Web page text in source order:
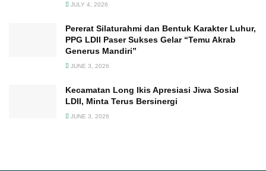
JULY 4, 2026
Pererat Silaturahmi dan Bentuk Karakter Luhur,
PPG LDII Paser Sukses Gelar “Temu Akrab
Generus Mandiri”
JUNE 3, 2026
Kecamatan Long Ikis Apresiasi Jiwa Sosial
LDII, Minta Terus Bersinergi
JUNE 3, 2026